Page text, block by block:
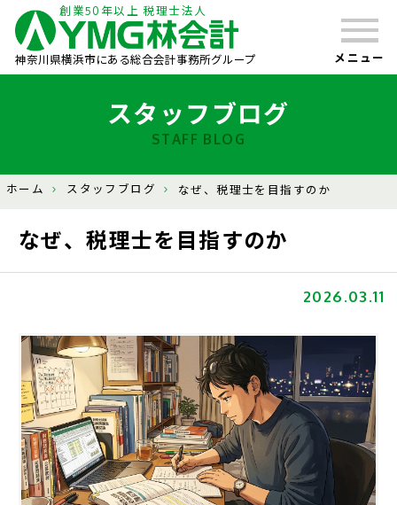
創業50年以上 税理士法人
神奈川県横浜市にある総合会計事務所グループ メニュー
スタッフブログ
STAFF BLOG
ホーム スタッフブログ なぜ、税理士を目指すのか
なぜ、税理士を目指すのか
2026.03.11